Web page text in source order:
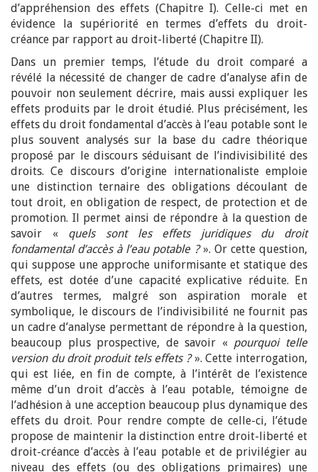
d’appréhension des effets (Chapitre I). Celle-ci met en
évidence la supériorité en termes d’effets du droit-
créance par rapport au droit-liberté (Chapitre II).
Dans un premier temps, l’étude du droit comparé a
révélé la nécessité de changer de cadre d’analyse afin de
pouvoir non seulement décrire, mais aussi expliquer les
effets produits par le droit étudié. Plus précisément, les
effets du droit fondamental d’accès à l’eau potable sont le
plus souvent analysés sur la base du cadre théorique
proposé par le discours séduisant de l’indivisibilité des
droits. Ce discours d’origine internationaliste emploie
une distinction ternaire des obligations découlant de
tout droit, en obligation de respect, de protection et de
promotion. Il permet ainsi de répondre à la question de
savoir « quels sont les effets juridiques du droit
fondamental d’accès à l’eau potable ?». Or cette question,
qui suppose une approche uniformisante et statique des
effets, est dotée d’une capacité explicative réduite. En
d’autres termes, malgré son aspiration morale et
symbolique, le discours de l’indivisibilité ne fournit pas
un cadre d’analyse permettant de répondre à la question,
beaucoup plus prospective, de savoir « pourquoi telle
version du droit produit tels effets ?». Cette interrogation,
qui est liée, en fin de compte, à l’intérêt de l’existence
même d’un droit d’accès à l’eau potable, témoigne de
l’adhésion à une acception beaucoup plus dynamique des
effets du droit. Pour rendre compte de celle-ci, l’étude
propose de maintenir la distinction entre droit-liberté et
droit-créance d’accès à l’eau potable et de privilégier au
niveau des effets (ou des obligations primaires) une